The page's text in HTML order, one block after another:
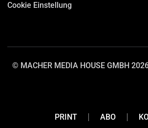
Cookie Einstellung
© MACHER MEDIA HOUSE GMBH
PRINT ABO